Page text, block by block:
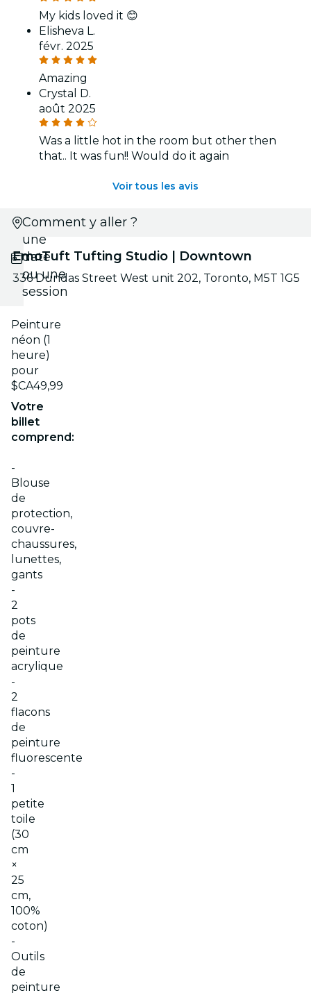
My kids loved it 😊
Elisheva L.
févr. 2025
Amazing
Crystal D.
août 2025
Was a little hot in the room but other then
that.. It was fun!! Would do it again
Voir tous les avis
Choisis
une
date
ou une
session
Peinture
néon (1
heure)
pour
$CA49,99
Votre
billet
comprend:
-
Blouse
de
protection,
couvre-
chaussures,
lunettes,
gants
-
2
pots
de
peinture
acrylique
-
2
flacons
de
peinture
fluorescente
-
1
petite
toile
(30
cm
×
25
cm,
100%
coton)
-
Outils
de
peinture
Comment y aller ?
EmoTuft Tufting Studio | Downtown
336 Dundas Street West unit 202, Toronto, M5T 1G5